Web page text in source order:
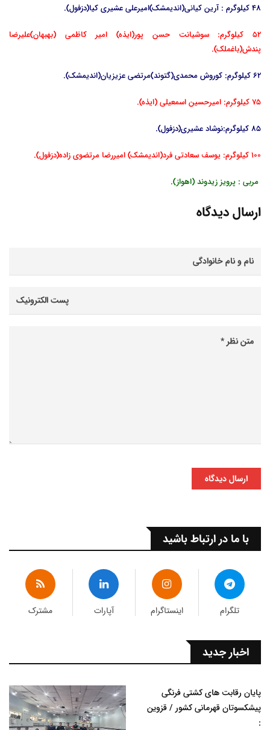
48 کیلوگرم : آرین کیانی(اندیمشک)امیرعلی عشیری کیا(دزفول).
52 کیلوگرم: سوشیانت حسن پور(ایذه) امیر کاظمی (بهبهان)علیرضا
پندش(باغملک).
62 کیلوگرم: کوروش محمدی(گتوند)مرتضی عزیزیان(اندیمشک).
75 کیلوگرم: امیرحسین اسمعیلی (ایذه).
85 کیلوگرم:نوشاد عشیری(دزفول).
100 کیلوگرم: یوسف سعادتی فرد(اندیمشک) امیررضا مرتضوی زاده(دزفول).
مربی : پرویز زیدوند (اهواز).
ارسال دیدگاه
ارسال دیدگاه
با ما در ارتباط باشید
تلگرام اینستاگرام آپارات مشترک
اخبار جدید
پایان رقابت های کشتی فرنگی
پیشکسوتان قهرمانی کشور / قزوین
: